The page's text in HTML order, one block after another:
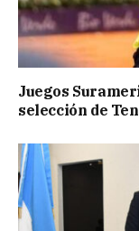
Juegos
selección de